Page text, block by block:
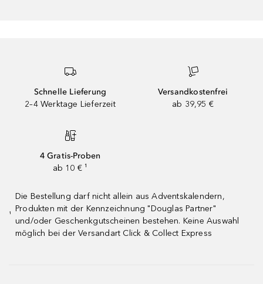
Schnelle Lieferung
2–4 Werktage Lieferzeit
Versandkostenfrei
ab 39,95 €
4 Gratis-Proben
ab 10 € ¹
¹
Die Bestellung darf nicht allein aus Adventskalendern,
Produkten mit der Kennzeichnung "Douglas Partner"
und/oder Geschenkgutscheinen bestehen. Keine Auswahl
möglich bei der Versandart Click & Collect Express